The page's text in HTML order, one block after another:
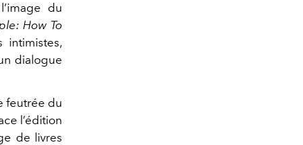
du
How To
intimistes,
dialogue
feutrée du
l’édition
de livres